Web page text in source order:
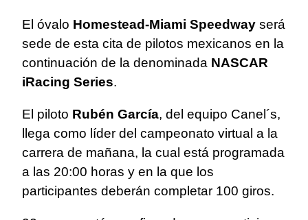
El óvalo Homestead-Miami Speedway será
sede de esta cita de pilotos mexicanos en la
continuación de la denominada NASCAR
iRacing Series.
El piloto Rubén García, del equipo Canel´s,
llega como líder del campeonato virtual a la
carrera de mañana, la cual está programada
a las 20:00 horas y en la que los
participantes deberán completar 100 giros.